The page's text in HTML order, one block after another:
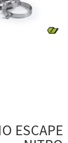
ESCAPE